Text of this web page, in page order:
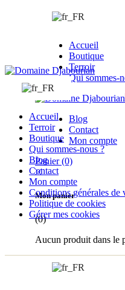
Accueil
Boutique
Terroir
Qui sommes-
Blog
Contact
Mon compte
Panier (0)
Mon panier
(0)
Aucun produit dans le
Accueil
Terroir
Boutique
Qui sommes-nous ?
Blog
Contact
Mon compte
Conditions générales de
Politique de cookies
Gérer mes cookies